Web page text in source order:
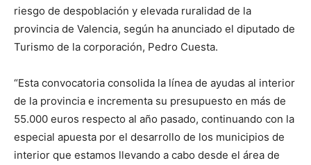
riesgo de despoblación y elevada ruralidad de la
provincia de Valencia, según ha anunciado el diputado de
Turismo de la corporación, Pedro Cuesta.
“Esta convocatoria consolida la línea de ayudas al interior
de la provincia e incrementa su presupuesto en más de
55.000 euros respecto al año pasado, continuando con la
especial apuesta por el desarrollo de los municipios de
interior que estamos llevando a cabo desde el área de